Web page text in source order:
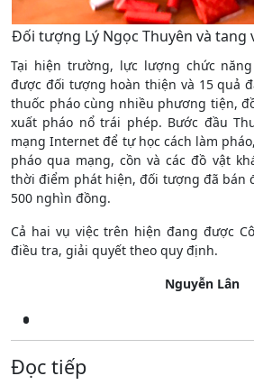
Đối tượng Lý Ngọc Thuyên và
Tại hiện trường, lực lượng chức
được đối tượng hoàn thiện và 15 quả
thuốc pháo cùng nhiều phương tiện,
xuất pháo nổ trái phép. Bước đầu
mạng Internet để tự học cách làm
pháo qua mạng, cồn và các đồ vật
thời điểm phát hiện, đối tượng đã bán
500 nghìn đồng.
Cả hai vụ việc trên hiện đang được
điều tra, giải quyết theo quy định.
Nguyễn Lân
Đọc tiếp